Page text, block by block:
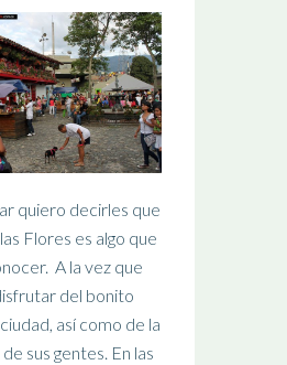
quiero decirles que
Flores es algo que
A la vez que
del bonito
así como de la
sus gentes. En las